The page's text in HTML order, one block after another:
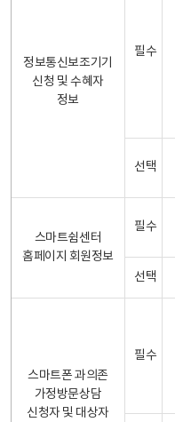
정보통신보조기기
신청 및 수혜자
정보
필수
선택
스마트쉼센터
홈페이지 회원정보
필수
선택
스마트폰 과의존
가정방문상담
신청자 및 대상자
필수